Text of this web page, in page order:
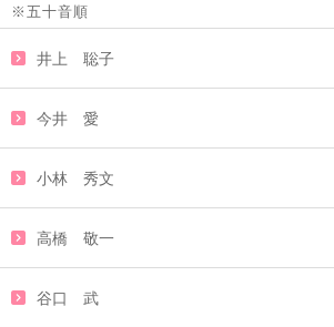
※五十音順
井上 聡子
今井 愛
小林 秀文
高橋 敬一
谷口 武